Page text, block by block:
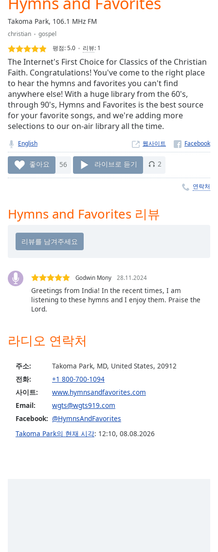
Duration
Loaded:
0.00%
Stream
Type
LIVE
Seek to
live,
currently
live LIVE
Remaining
Time -
1x
Playback
Rate
descriptions
Subtitles
subtitles
settings
subtitles
settings
subtitles
off,
selected
Audio
Track
Picture-
Takoma Park, 106.1 MHz FM
christian
gospel
평점:5.0 리뷰: 1
The Internet's First Choice for Classics of the Christian
Faith. Congratulations! You've come to the right place
to hear the hymns and favorites you can't find
anywhere else! With a huge library from the 60's,
through 90's, Hymns and Favorites is the best source
for your favorite songs, and we're adding more
selections to our on-air library all the time.
English 웹사이트
좋아요 56 라이브로 듣기 2
연락처
Hymns and Favorites 리뷰
Godwin Mony 28.11.2024
Greetings from India! In the recent times, I am
listening to these hymns and I enjoy them. Praise the
Lord.
라디오 연락처
주소:
Takoma Park, MD, United States, 20912
전화:
+1 800-700-1094
사이트:
www.hymnsandfavorites.com
Email:
wgts@wgts919.com
Facebook: @HymnsAndFavorites
Takoma Park의 현재 시각: 12:10, 08.08.2026